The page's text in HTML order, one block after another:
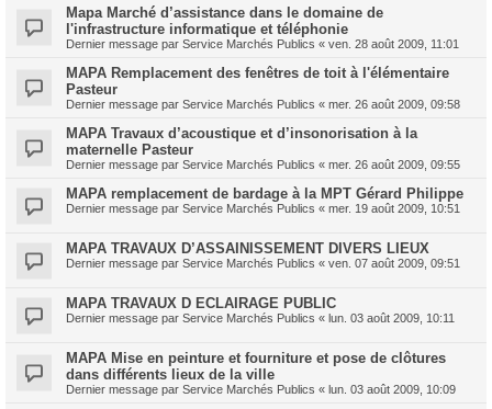
Mapa Marché d’assistance dans le domaine de
l'infrastructure informatique et téléphonie
Dernier message par Service Marchés Publics « ven. 28 août 2009, 11:01
MAPA Remplacement des fenêtres de toit à l'élémentaire
Pasteur
Dernier message par Service Marchés Publics « mer. 26 août 2009, 09:58
MAPA Travaux d’acoustique et d’insonorisation à la
maternelle Pasteur
Dernier message par Service Marchés Publics « mer. 26 août 2009, 09:55
MAPA remplacement de bardage à la MPT Gérard Philippe
Dernier message par Service Marchés Publics « mer. 19 août 2009, 10:51
MAPA TRAVAUX D’ASSAINISSEMENT DIVERS LIEUX
Dernier message par Service Marchés Publics « ven. 07 août 2009, 09:51
MAPA TRAVAUX D ECLAIRAGE PUBLIC
Dernier message par Service Marchés Publics « lun. 03 août 2009, 10:11
MAPA Mise en peinture et fourniture et pose de clôtures
dans différents lieux de la ville
Dernier message par Service Marchés Publics « lun. 03 août 2009, 10:09